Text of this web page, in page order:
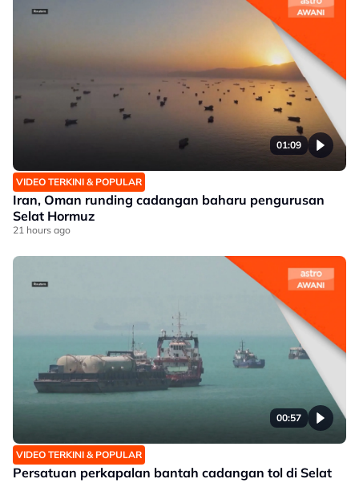
01:09
VIDEO TERKINI & POPULAR
Iran, Oman runding cadangan baharu pengurusan
Selat Hormuz
21 hours ago
00:57
VIDEO TERKINI & POPULAR
Persatuan perkapalan bantah cadangan tol di Selat